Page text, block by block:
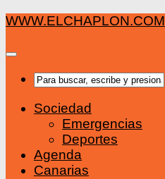
Saltar
contenido
WWW.ELCHAPLON.COM
Sociedad
Emergencias
Deportes
Agenda
Canarias